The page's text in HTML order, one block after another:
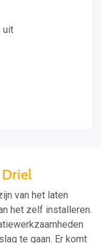
uit
van het laten
het zelf installeren.
te gaan. Er komt